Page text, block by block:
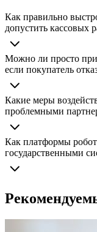
Как правильно
допустить кассовых
Можно ли просто
если покупатель
Какие меры
проблемными
Как платформы
государственными